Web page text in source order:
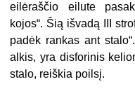
eilėraščio eilute
kojos“. Šią išvadą III
padėk rankas ant
alkis, yra disforinis
stalo, reiškia poilsį.